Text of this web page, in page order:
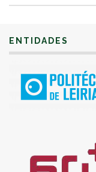
ENTIDADES